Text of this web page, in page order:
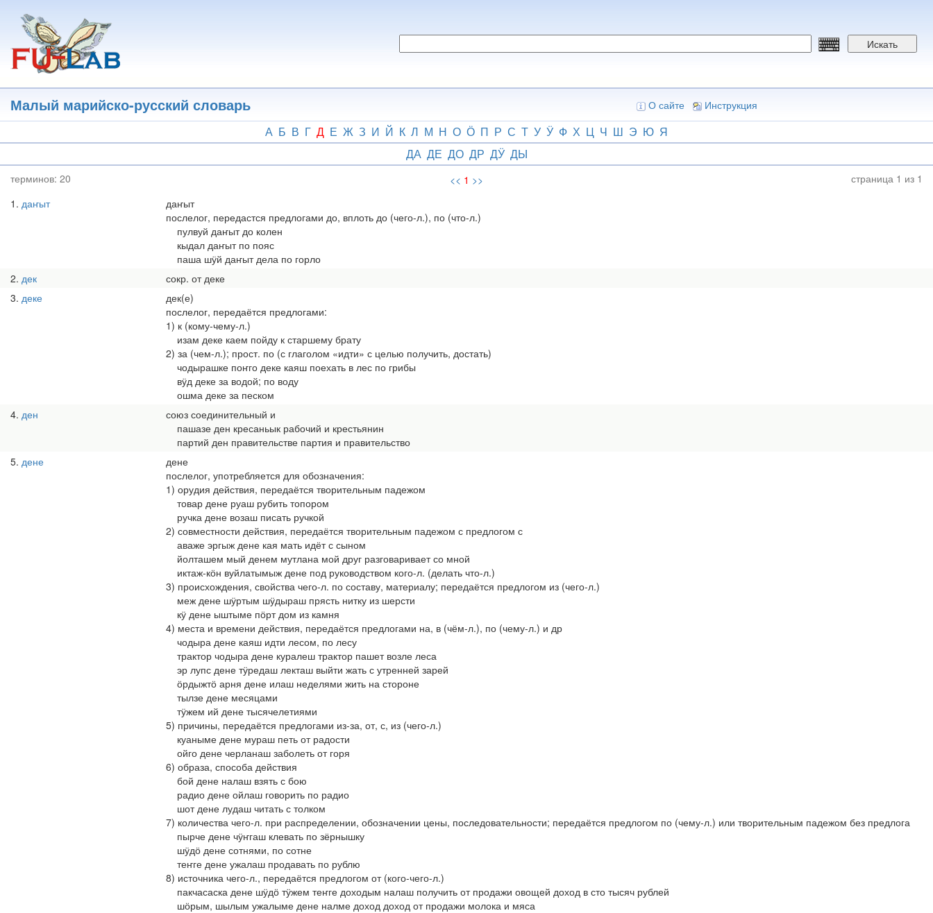
основному
содержанию
Искать
Малый марийско-русский словарь О сайте Инструкция
А Б В Г Д Е Ж З И Й К Л М Н О Ӧ П Р С Т У Ӱ Ф Х Ц Ч Ш Э Ю Я
ДА ДЕ ДО ДР ДӰ ДЫ
терминов: 20 << 1 >>
страница 1 из 1
1 даҥыт
даҥыт
послелог, передастся предлогами до, вплоть до (чего-л.), по (что-л.)
пулвуй даҥыт до колен
кыдал даҥыт по пояс
паша шӱй даҥыт дела по горло
2 дек
сокр. от деке
3 деке
дек(е)
послелог, передаётся предлогами:
1) к (кому-чему-л.)
изам деке каем пойду к старшему брату
2) за (чем-л.); прост. по (с глаголом «идти» с целью получить, достать)
чодырашке поҥго деке каяш поехать в лес по грибы
вӱд деке за водой; по воду
ошма деке за песком
4 ден
союз соединительный и
пашазе ден кресаньык рабочий и крестьянин
партий ден правительстве партия и правительство
5 дене
дене
послелог, употребляется для обозначения:
1) орудия действия, передаётся творительным падежом
товар дене руаш рубить топором
ручка дене возаш писать ручкой
2) совместности действия, передаётся творительным падежом с предлогом с
аваже эргыж дене кая мать идёт с сыном
йолташем мый денем мутлана мой друг разговаривает со мной
иктаж-кӧн вуйлатымыж дене под руководством кого-л. (делать что-л.)
3) происхождения, свойства чего-л. по составу, материалу; передаётся предлогом из (чего-л.)
меж дене шӱртым шӱдыраш прясть нитку из шерсти
кӱ дене ыштыме пӧрт дом из камня
4) места и времени действия, передаётся предлогами на, в (чём-л.), по (чему-л.) и др
чодыра дене каяш идти лесом, по лесу
трактор чодыра дене куралеш трактор пашет возле леса
эр лупс дене тӱредаш лекташ выйти жать с утренней зарей
ӧрдыжтӧ арня дене илаш неделями жить на стороне
тылзе дене месяцами
тӱжем ий дене тысячелетиями
5) причины, передаётся предлогами из-за, от, с, из (чего-л.)
куаныме дене мураш петь от радости
ойго дене черланаш заболеть от горя
6) образа, способа действия
бой дене налаш взять с бою
радио дене ойлаш говорить по радио
шот дене лудаш читать с толком
7) количества чего-л. при распределении, обозначении цены, последовательности; передаётся предлогом по (чему-л.) или творительным падежом без предлога
пырче дене чӱҥгаш клевать по зёрнышку
шӱдӧ дене сотнями, по сотне
теҥге дене ужалаш продавать по рублю
8) источника чего-л., передаётся предлогом от (кого-чего-л.)
пакчасаска дене шӱдӧ тӱжем теҥге доходым налаш получить от продажи овощей доход в сто тысяч рублей
шӧрым, шылым ужалыме дене налме доход доход от продажи молока и мяса